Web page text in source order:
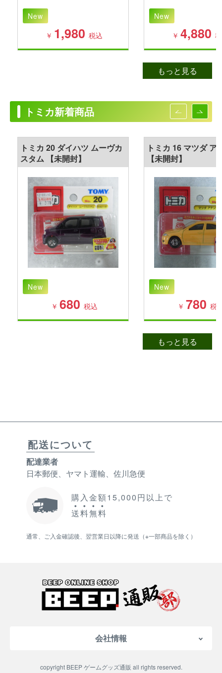
New
￥ 1,980 税込
New
￥ 4,880
もっと見る
トミカ新着商品
トミカ 20 ダイハツ ムーヴカ
スタム 【未開封】
New
￥ 680 税込
トミカ 16 マツダ ア
【未開封】
New
￥ 780 税
もっと見る
配送について
配達業者
日本郵便、ヤマト運輸、佐川急便
購入金額15,000円以上で
送料無料
通常、ご入金確認後、翌営業日以降に発送（※一部商品を除く）
会社情報
copyright BEEP ゲームグッズ通販 all rights reserved.